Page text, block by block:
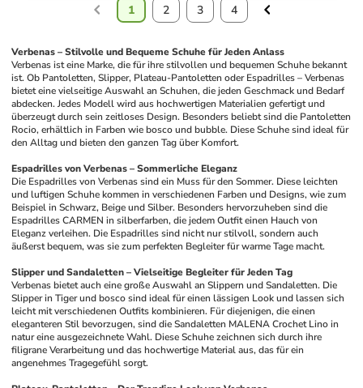
1 2 3 4
Verbenas – Stilvolle und Bequeme Schuhe für Jeden Anlass
Verbenas ist eine Marke, die für ihre stilvollen und bequemen Schuhe bekannt
ist. Ob Pantoletten, Slipper, Plateau-Pantoletten oder Espadrilles – Verbenas
bietet eine vielseitige Auswahl an Schuhen, die jeden Geschmack und Bedarf
abdecken. Jedes Modell wird aus hochwertigen Materialien gefertigt und
überzeugt durch sein zeitloses Design. Besonders beliebt sind die Pantoletten
Rocio, erhältlich in Farben wie bosco und bubble. Diese Schuhe sind ideal für
den Alltag und bieten den ganzen Tag über Komfort.
Espadrilles von Verbenas – Sommerliche Eleganz
Die Espadrilles von Verbenas sind ein Muss für den Sommer. Diese leichten
und luftigen Schuhe kommen in verschiedenen Farben und Designs, wie zum
Beispiel in Schwarz, Beige und Silber. Besonders hervorzuheben sind die
Espadrilles CARMEN in silberfarben, die jedem Outfit einen Hauch von
Eleganz verleihen. Die Espadrilles sind nicht nur stilvoll, sondern auch
äußerst bequem, was sie zum perfekten Begleiter für warme Tage macht.
Slipper und Sandaletten – Vielseitige Begleiter für Jeden Tag
Verbenas bietet auch eine große Auswahl an Slippern und Sandaletten. Die
Slipper in Tiger und bosco sind ideal für einen lässigen Look und lassen sich
leicht mit verschiedenen Outfits kombinieren. Für diejenigen, die einen
eleganteren Stil bevorzugen, sind die Sandaletten MALENA Crochet Lino in
natur eine ausgezeichnete Wahl. Diese Schuhe zeichnen sich durch ihre
filigrane Verarbeitung und das hochwertige Material aus, das für ein
angenehmes Tragegefühl sorgt.